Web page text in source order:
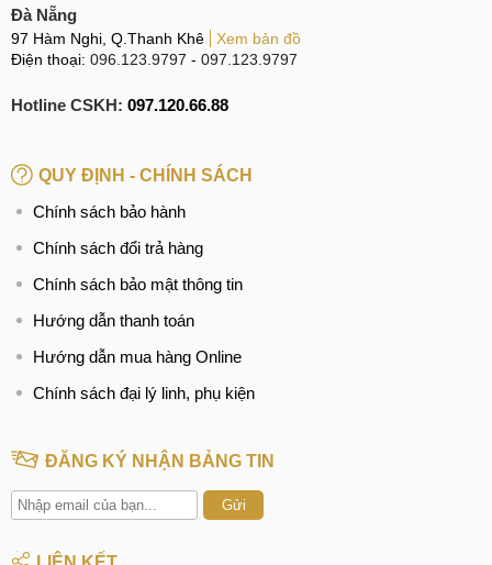
Đà Nẵng
97 Hàm Nghi, Q.Thanh Khê
Xem bản đồ
Điện thoại: 096.123.9797 - 097.123.9797
Hotline CSKH: 097.120.66.88
QUY ĐỊNH - CHÍNH SÁCH
Chính sách bảo hành
Chính sách đổi trả hàng
Chính sách bảo mật thông tin
Hướng dẫn thanh toán
Hướng dẫn mua hàng Online
Chính sách đại lý linh, phụ kiện
ĐĂNG KÝ NHẬN BẢNG TIN
Gửi